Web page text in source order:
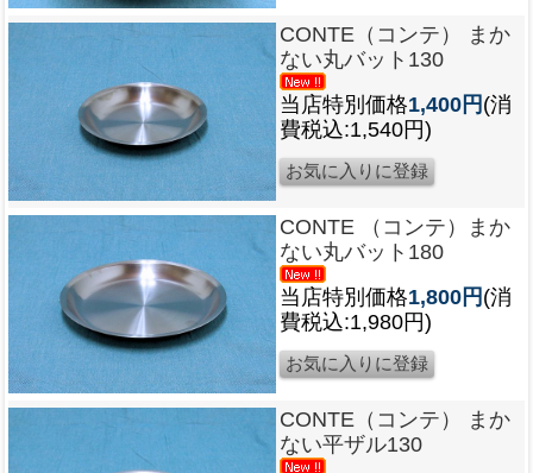
CONTE（コンテ） まか
ない丸バット130
当店特別価格1,400円 (消
費税込:1,540円)
CONTE （コンテ）まか
ない丸バット180
当店特別価格1,800円 (消
費税込:1,980円)
CONTE（コンテ） まか
ない平ザル130